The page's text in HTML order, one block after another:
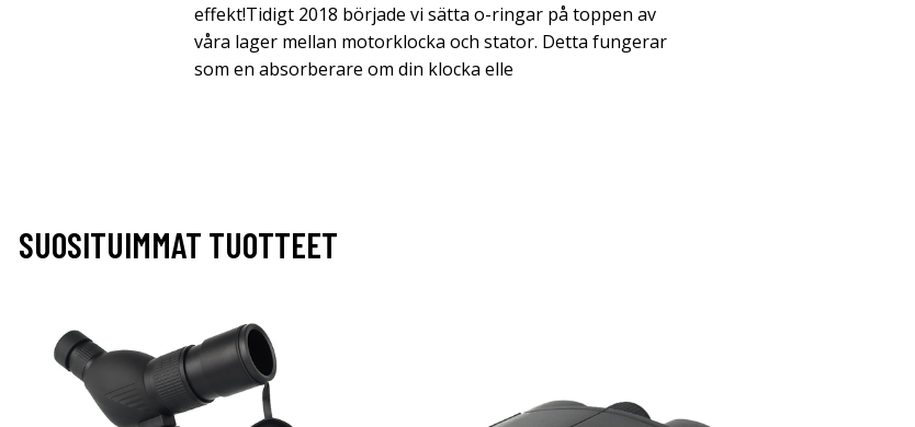
effekt!Tidigt 2018 började vi sätta o-ringar på toppen av
våra lager mellan motorklocka och stator. Detta fungerar
som en absorberare om din klocka elle
SUOSITUIMMAT TUOTTEET